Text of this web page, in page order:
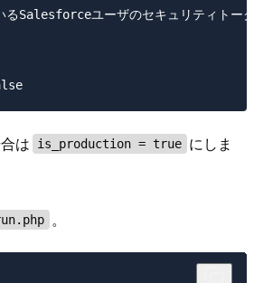
Salesforceユーザのセキュリティトー
は is_production = true にしま
。